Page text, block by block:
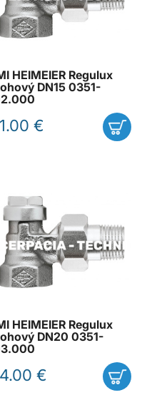
HEIMEIER Regulux
DN15 0351-
€
HEIMEIER Regulux
DN20 0351-
€